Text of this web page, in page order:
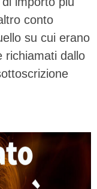
conto
su cui erano
richiamati dallo